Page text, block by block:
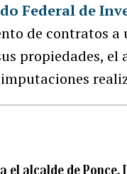
Federal de
de contratos
propiedades,
el alcalde de